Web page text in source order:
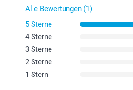
Alle Bewertungen (1)
5 Sterne
4 Sterne
3 Sterne
2 Sterne
1 Stern